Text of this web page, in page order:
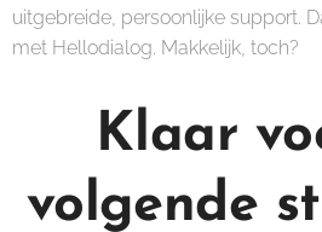
uitgebreide, persoonlijke support.
met Hellodialog. Makkelijk, toch?
Klaar
volgende